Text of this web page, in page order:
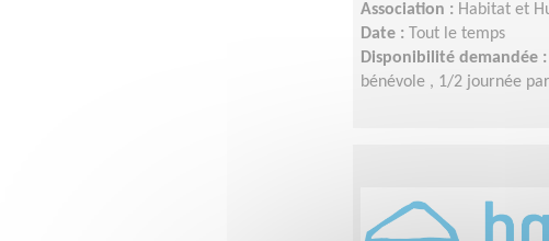
Association : Habitat et
Date :
Tout le temps
Disponibilité demandée :
bénévole , 1/2 journée